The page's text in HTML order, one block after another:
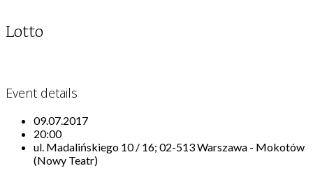
Lotto
Event details
09.07.2017
20:00
ul. Madalińskiego 10 / 16; 02-513 Warszawa - Mokotów
(Nowy Teatr)